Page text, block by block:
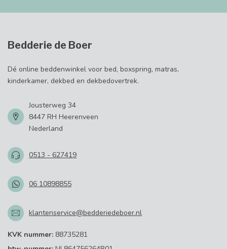
Bedderie de Boer
Dé online beddenwinkel voor bed, boxspring, matras,
kinderkamer, dekbed en dekbedovertrek.
Jousterweg 34
8447 RH Heerenveen
Nederland
0513 - 627419
06 10898855
klantenservice@bedderiedeboer.nl
KVK nummer: 88735281